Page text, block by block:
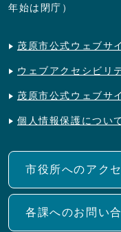
年始は閉庁）
茂原市公式ウェブサ
ウェブアクセシビリ
茂原市公式ウェブサ
個人情報保護につい
市役所へのアク
各課へのお問い